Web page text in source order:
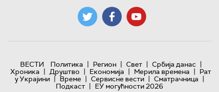
ВЕСТИ Политика | Регион | Свет | Србија данас |
Хроника | Друштво | Економија | Мерила времена | Рат
у Украјини | Време | Сервисне вести | Сматрачница |
Подкаст | ЕУ могућности 2026